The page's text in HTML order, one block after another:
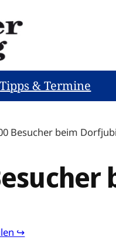
Tipps & Termine
Besucher beim
↪